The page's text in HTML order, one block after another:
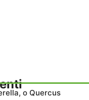
o Quercus